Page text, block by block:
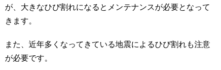
が、大きなひび割れになるとメンテナンスが必要となって
きます。
また、近年多くなってきている地震によるひび割れも注意
が必要です。